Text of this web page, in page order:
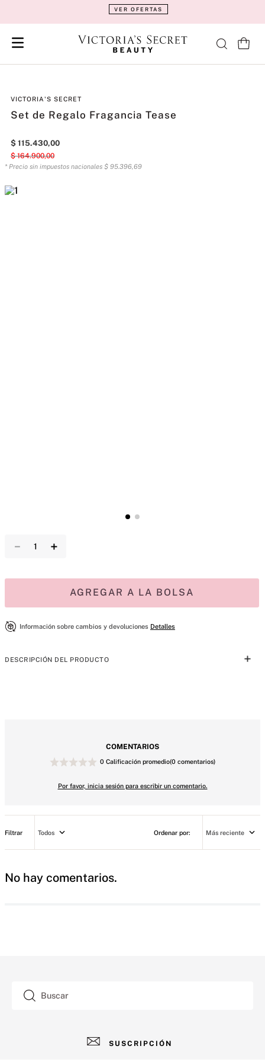
VER OFERTAS
VICTORIA'S SECRET
Set de Regalo Fragancia Tease
$ 115.430,00
$ 164.900,00
* Precio sin impuestos nacionales $ 95.396,69
＋
－
AGREGAR A LA BOLSA
Información sobre cambios y devoluciones Detalles
DESCRIPCIÓN DEL PRODUCTO
SET DE REGALO INCLUYE:
COMENTARIOS
0 Calificación promedio(0 comentarios)
Por favor, inicia sesión para escribir un comentario.
Más reciente
Todos
No hay comentarios.
Buscar
SUSCRIPCIÓN